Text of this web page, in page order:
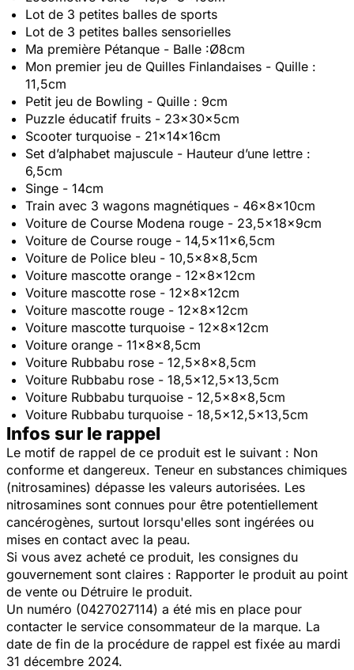
Lot de 3 petites balles de sports
Lot de 3 petites balles sensorielles
Ma première Pétanque - Balle :Ø8cm
Mon premier jeu de Quilles Finlandaises - Quille :
11,5cm
Petit jeu de Bowling - Quille : 9cm
Puzzle éducatif fruits - 23x30x5cm
Scooter turquoise - 21x14x16cm
Set d’alphabet majuscule - Hauteur d’une lettre :
6,5cm
Singe - 14cm
Train avec 3 wagons magnétiques - 46x8x10cm
Voiture de Course Modena rouge - 23,5x18x9cm
Voiture de Course rouge - 14,5x11x6,5cm
Voiture de Police bleu - 10,5x8x8,5cm
Voiture mascotte orange - 12x8x12cm
Voiture mascotte rose - 12x8x12cm
Voiture mascotte rouge - 12x8x12cm
Voiture mascotte turquoise - 12x8x12cm
Voiture orange - 11x8x8,5cm
Voiture Rubbabu rose - 12,5x8x8,5cm
Voiture Rubbabu rose - 18,5x12,5x13,5cm
Voiture Rubbabu turquoise - 12,5x8x8,5cm
Voiture Rubbabu turquoise - 18,5x12,5x13,5cm
Infos sur le rappel
Le motif de rappel de ce produit est le suivant : Non
conforme et dangereux. Teneur en substances chimiques
(nitrosamines) dépasse les valeurs autorisées. Les
nitrosamines sont connues pour être potentiellement
cancérogènes, surtout lorsqu'elles sont ingérées ou
mises en contact avec la peau.
Si vous avez acheté ce produit, les consignes du
gouvernement sont claires : Rapporter le produit au point
de vente ou Détruire le produit.
Un numéro (0427027114) a été mis en place pour
contacter le service consommateur de la marque. La
date de fin de la procédure de rappel est fixée au mardi
31 décembre 2024.